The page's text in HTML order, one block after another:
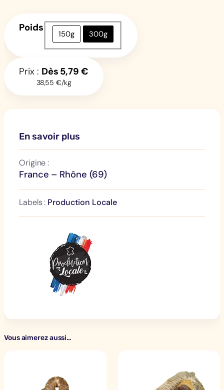
Poids
150g 300g
Prix : Dès 5,79 €
38,55 €/kg
En savoir plus
Origine :
France – Rhône (69)
Labels : Production Locale
Vous aimerez aussi…